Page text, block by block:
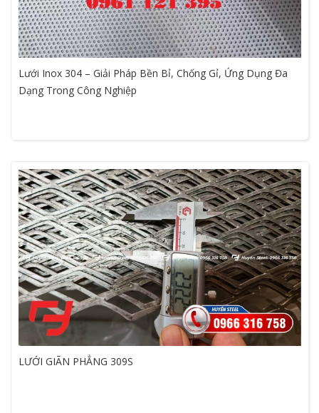
Lưới Inox 304 – Giải Pháp Bền Bỉ, Chống Gỉ, Ứng Dụng Đa
Dạng Trong Công Nghiệp
LƯỚI GIÃN PHẲNG 309S